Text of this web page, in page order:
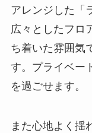
アレンジした「
広々としたフロ
ち着いた雰囲気
す。プライベー
を過ごせます。
また心地よく揺